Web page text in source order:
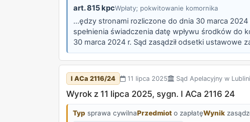
art. 815 kpcWpłaty; pokwitowanie komornika
...ędzy stronami rozliczone do dnia 30 marca
spełnienia świadczenia datę wpływu środków do
30 marca 2024 r. Sąd zasądził odsetki ustawowe
główne nie zasługiwało na uwzględnienie,
I ACa 2116/24 11 lipca 2025 Sąd Apelacyjny w
Wyrok z 11 lipca 2025, sygn. I ACa 2116 24
Typ sprawa cywilnaPrzedmiot o zapłatęWynik